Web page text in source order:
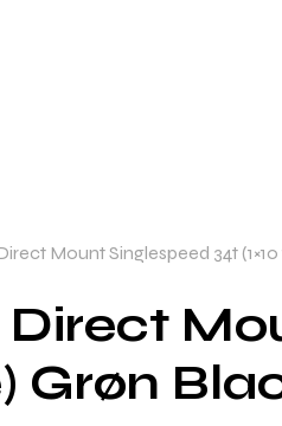
Mount Singlespeed 34t
Grøn